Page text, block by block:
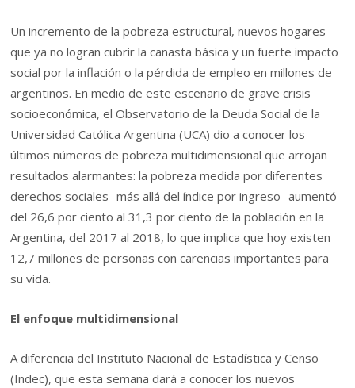
Un incremento de la pobreza estructural, nuevos hogares
que ya no logran cubrir la canasta básica y un fuerte impacto
social por la inflación o la pérdida de empleo en millones de
argentinos. En medio de este escenario de grave crisis
socioeconómica, el Observatorio de la Deuda Social de la
Universidad Católica Argentina (UCA) dio a conocer los
últimos números de pobreza multidimensional que arrojan
resultados alarmantes: la pobreza medida por diferentes
derechos sociales -más allá del índice por ingreso- aumentó
del 26,6 por ciento al 31,3 por ciento de la población en la
Argentina, del 2017 al 2018, lo que implica que hoy existen
12,7 millones de personas con carencias importantes para
su vida.
El enfoque multidimensional
A diferencia del Instituto Nacional de Estadística y Censo
(Indec), que esta semana dará a conocer los nuevos